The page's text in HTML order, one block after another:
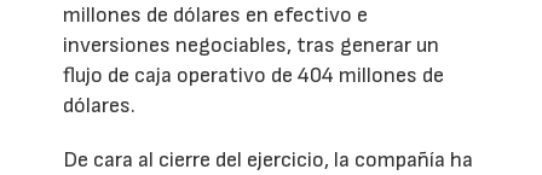
millones de dólares en efectivo e
inversiones negociables, tras generar un
flujo de caja operativo de 404 millones de
dólares.
De cara al cierre del ejercicio, la compañía ha